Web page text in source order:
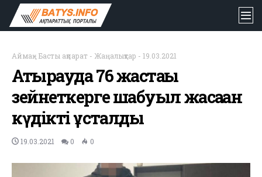
Аймақ- Басты ақпарат - Жаңалықтар - 19.03.2021
Атырауда 76 жастағы
зейнеткерге шабуыл жасаған
күдікті ұсталды
19.03.2021 0 0